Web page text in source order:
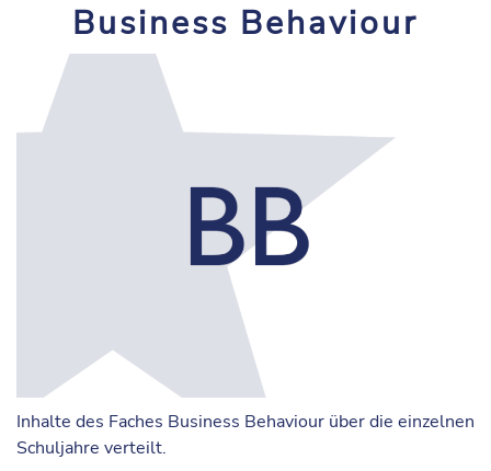
Business Behaviour
Inhalte des Faches Business Behaviour über die einzelnen
Schuljahre verteilt.